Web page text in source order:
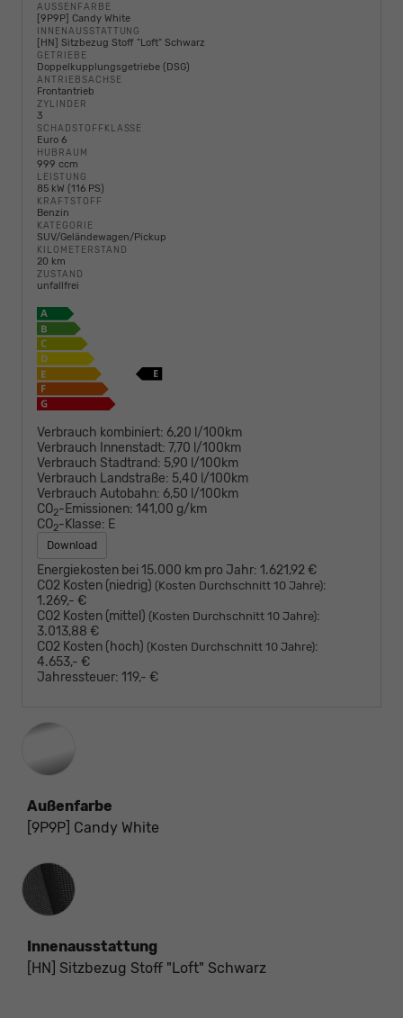
AUSSENFARBE
[9P9P] Candy White
INNENAUSSTATTUNG
[HN] Sitzbezug Stoff "Loft" Schwarz
GETRIEBE
Doppelkupplungsgetriebe (DSG)
ANTRIEBSACHSE
Frontantrieb
ZYLINDER
3
SCHADSTOFFKLASSE
Euro 6
HUBRAUM
999 ccm
LEISTUNG
85 kW (116 PS)
KRAFTSTOFF
Benzin
KATEGORIE
SUV/Geländewagen/Pickup
KILOMETERSTAND
20 km
ZUSTAND
unfallfrei
Verbrauch kombiniert: 6,20 l/100km
Verbrauch Innenstadt: 7,70 l/100km
Verbrauch Stadtrand: 5,90 l/100km
Verbrauch Landstraße: 5,40 l/100km
Verbrauch Autobahn: 6,50 l/100km
CO2-Emissionen: 141,00 g/km
CO2-Klasse: E
Download
Energiekosten bei 15.000 km pro Jahr: 1.621,92 €
CO2 Kosten (niedrig) (Kosten Durchschnitt 10 Jahre):
1.269,- €
CO2 Kosten (mittel) (Kosten Durchschnitt 10 Jahre):
3.013,88 €
CO2 Kosten (hoch) (Kosten Durchschnitt 10 Jahre):
4.653,- €
Jahressteuer: 119,- €
Außenfarbe
[9P9P] Candy White
Innenausstattung
Innenausstattung
[HN] Sitzbezug Stoff "Loft" Schwarz